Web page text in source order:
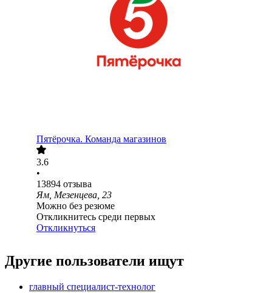
Пятёрочка. Команда магазинов
3.6
•
13894 отзыва
Ям, Мезенцева, 23
Можно без резюме
Откликнитесь среди первых
Откликнуться
Другие пользователи ищут
главный специалист-технолог